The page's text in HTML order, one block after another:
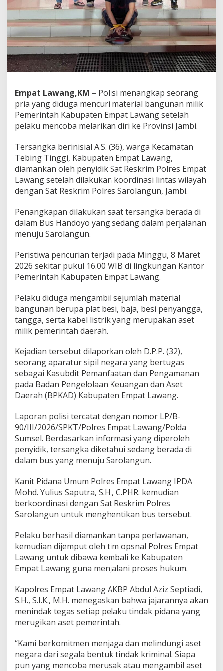
k
a
b
E
m
p
a
t
a
a
n
g
i
t
a
n
g
k
d
i
s
Empat Lawang,KM – Polisi menangkap seorang
pria yang diduga mencuri material bangunan milik
Pemerintah Kabupaten Empat Lawang setelah
pelaku mencoba melarikan diri ke Provinsi Jambi.
Tersangka berinisial A.S. (36), warga Kecamatan
Tebing Tinggi, Kabupaten Empat Lawang,
diamankan oleh penyidik Sat Reskrim Polres Empat
Lawang setelah dilakukan koordinasi lintas wilayah
dengan Sat Reskrim Polres Sarolangun, Jambi.
Penangkapan dilakukan saat tersangka berada di
dalam Bus Handoyo yang sedang dalam perjalanan
menuju Sarolangun.
Peristiwa pencurian terjadi pada Minggu, 8 Maret
2026 sekitar pukul 16.00 WIB di lingkungan Kantor
Pemerintah Kabupaten Empat Lawang.
Pelaku diduga mengambil sejumlah material
bangunan berupa plat besi, baja, besi penyangga,
tangga, serta kabel listrik yang merupakan aset
milik pemerintah daerah.
Kejadian tersebut dilaporkan oleh D.P.P. (32),
seorang aparatur sipil negara yang bertugas
sebagai Kasubdit Pemanfaatan dan Pengamanan
pada Badan Pengelolaan Keuangan dan Aset
Daerah (BPKAD) Kabupaten Empat Lawang.
Laporan polisi tercatat dengan nomor LP/B-
90/III/2026/SPKT/Polres Empat Lawang/Polda
Sumsel. Berdasarkan informasi yang diperoleh
penyidik, tersangka diketahui sedang berada di
dalam bus yang menuju Sarolangun.
Kanit Pidana Umum Polres Empat Lawang IPDA
Mohd. Yulius Saputra, S.H., C.PHR. kemudian
berkoordinasi dengan Sat Reskrim Polres
Sarolangun untuk menghentikan bus tersebut.
Pelaku berhasil diamankan tanpa perlawanan,
kemudian dijemput oleh tim opsnal Polres Empat
Lawang untuk dibawa kembali ke Kabupaten
Empat Lawang guna menjalani proses hukum.
Kapolres Empat Lawang AKBP Abdul Aziz Septiadi,
S.H., S.I.K., M.H. menegaskan bahwa jajarannya akan
menindak tegas setiap pelaku tindak pidana yang
merugikan aset pemerintah.
“Kami berkomitmen menjaga dan melindungi aset
negara dari segala bentuk tindak kriminal. Siapa
pun yang mencoba merusak atau mengambil aset